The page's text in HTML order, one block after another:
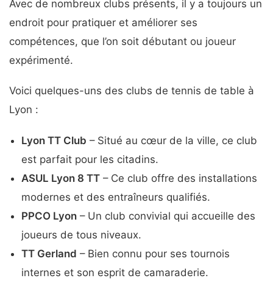
Avec de nombreux clubs présents, il y a toujours un
endroit pour pratiquer et améliorer ses
compétences, que l’on soit débutant ou joueur
expérimenté.
Voici quelques-uns des clubs de tennis de table à
Lyon :
Lyon TT Club – Situé au cœur de la ville, ce club
est parfait pour les citadins.
ASUL Lyon 8 TT – Ce club offre des installations
modernes et des entraîneurs qualifiés.
PPCO Lyon – Un club convivial qui accueille des
joueurs de tous niveaux.
TT Gerland – Bien connu pour ses tournois
internes et son esprit de camaraderie.